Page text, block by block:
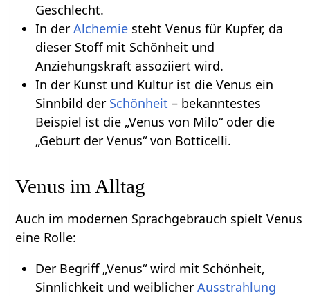
Geschlecht.
In der Alchemiesteht Venus für Kupfer, da
dieser Stoff mit Schönheit und
Anziehungskraft assoziiert wird.
In der Kunst und Kultur ist die Venus ein
Sinnbild der Schönheit – bekanntestes
Beispiel ist die „Venus von Milo“ oder die
„Geburt der Venus“ von Botticelli.
Venus im Alltag
Auch im modernen Sprachgebrauch spielt Venus
eine Rolle:
Der Begriff „Venus“ wird mit Schönheit,
Sinnlichkeit und weiblicher Ausstrahlung